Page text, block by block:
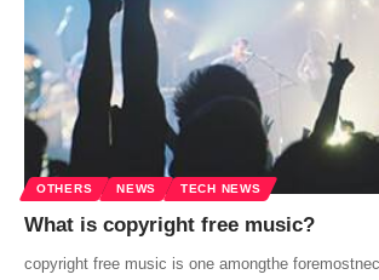
OTHERS NEWS TECH NEWS
What is copyright free music?
copyright free music is one amongthe